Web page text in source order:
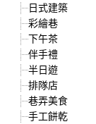
日式建築
彩繪巷
下午茶
伴手禮
半日遊
排隊店
巷弄美食
手工餅乾